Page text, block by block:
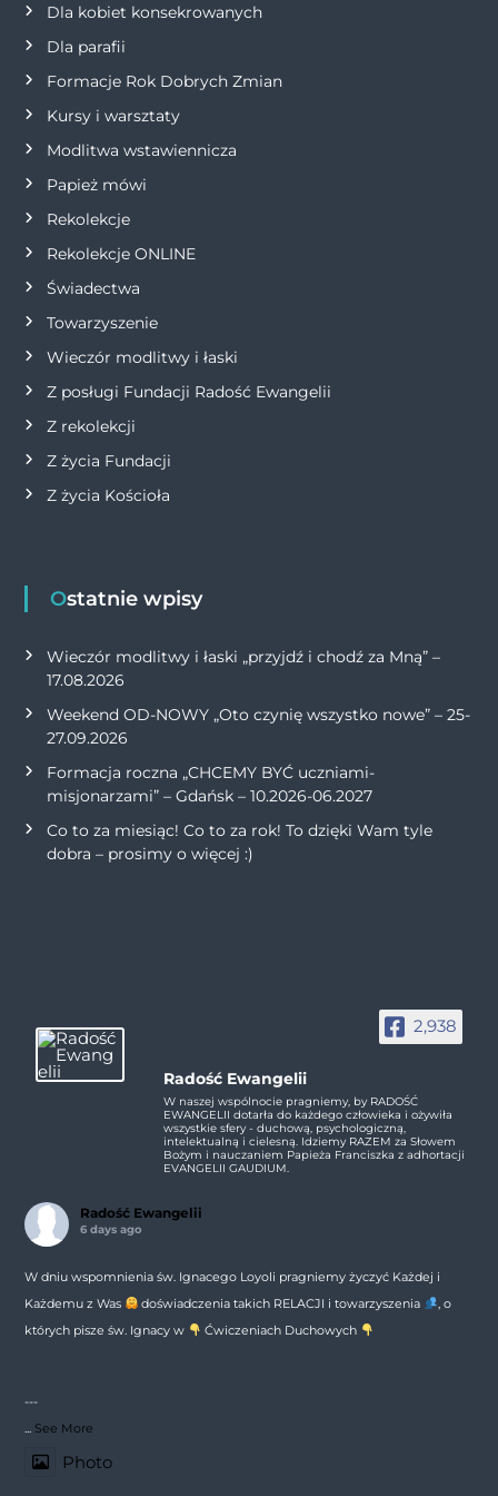
w
p
i
s
u
Dla kobiet konsekrowanych
Dla parafii
Formacje Rok Dobrych Zmian
Kursy i warsztaty
Modlitwa wstawiennicza
Papież mówi
Rekolekcje
Rekolekcje ONLINE
Świadectwa
Towarzyszenie
Wieczór modlitwy i łaski
Z posługi Fundacji Radość Ewangelii
Z rekolekcji
Z życia Fundacji
Z życia Kościoła
Ostatnie wpisy
Wieczór modlitwy i łaski „przyjdź i chodź za Mną” –
17.08.2026
Weekend OD-NOWY „Oto czynię wszystko nowe” – 25-
27.09.2026
Formacja roczna „CHCEMY BYĆ uczniami-
misjonarzami” – Gdańsk – 10.2026-06.2027
Co to za miesiąc! Co to za rok! To dzięki Wam tyle
dobra – prosimy o więcej :)
2,938
Radość Ewangelii
W naszej wspólnocie pragniemy, by RADOŚĆ
EWANGELII dotarła do każdego człowieka i ożywiła
wszystkie sfery - duchową, psychologiczną,
intelektualną i cielesną. Idziemy RAZEM za Słowem
Bożym i nauczaniem Papieża Franciszka z adhortacji
EVANGELII GAUDIUM.
Radość Ewangelii
6 days ago
W dniu wspomnienia św. Ignacego Loyoli pragniemy życzyć Każdej i
Każdemu z Was
doświadczenia takich RELACJI i towarzyszenia
, o
których pisze św. Ignacy w
Ćwiczeniach Duchowych
---
See More
Photo